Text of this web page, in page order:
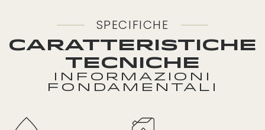
SPECIFICHE
CARATTERISTICHE
TECNICHE
INFORMAZIONI
FONDAMENTALI